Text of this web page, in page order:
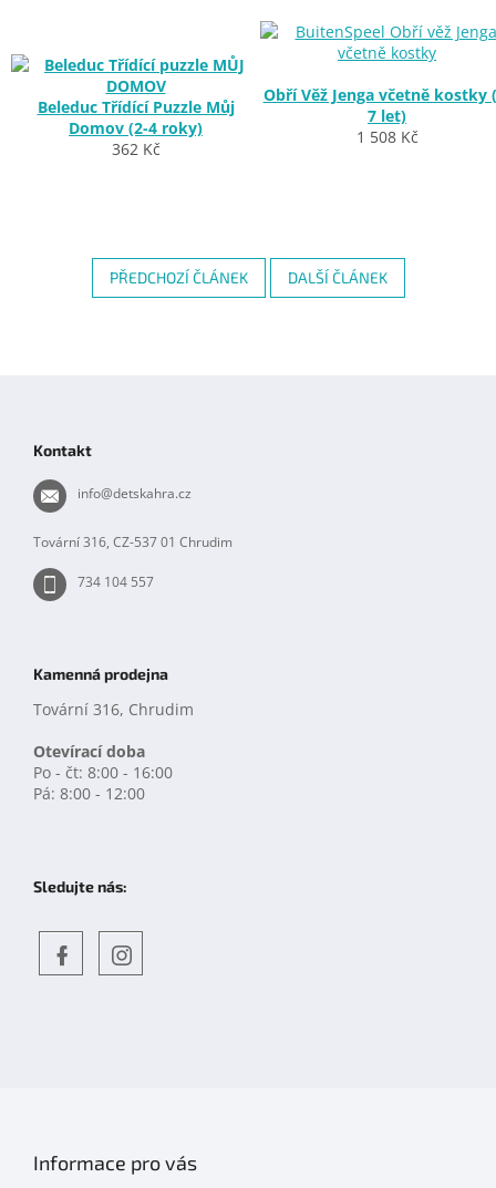
Beleduc Třídící Puzzle Můj
Domov (2-4 roky)
362 Kč
Obří Věž Jenga včetně kostky
7 let)
1 508 Kč
PŘEDCHOZÍ ČLÁNEK DALŠÍ ČLÁNEK
Kontakt
info@detskahra.cz
Tovární 316, CZ-537 01 Chrudim
734 104 557
Kamenná prodejna
Tovární 316, Chrudim
Otevírací doba
Po - čt: 8:00 - 16:00
Pá: 8:00 - 12:00
Sledujte nás:
Informace pro vás